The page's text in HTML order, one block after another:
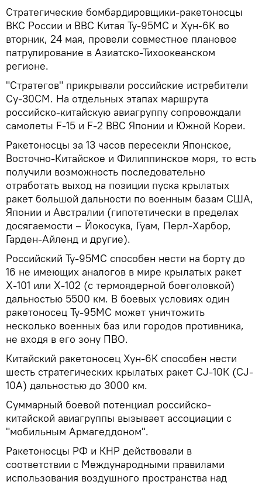
Стратегические бомбардировщики-ракетоносцы
ВКС России и ВВС Китая Ту-95МС и Хун-6К во
вторник, 24 мая, провели совместное плановое
патрулирование в Азиатско-Тихоокеанском
регионе.
"Стратегов" прикрывали российские истребители
Су-30СМ. На отдельных этапах маршрута
российско-китайскую авиагруппу сопровождали
самолеты F-15 и F-2 ВВС Японии и Южной Кореи.
Ракетоносцы за 13 часов пересекли Японское,
Восточно-Китайское и Филиппинское моря, то есть
получили возможность последовательно
отработать выход на позиции пуска крылатых
ракет большой дальности по военным базам США,
Японии и Австралии (гипотетически в пределах
досягаемости – Йокосука, Гуам, Перл-Харбор,
Гарден-Айленд и другие).
Российский Ту-95МС способен нести на борту до
16 не имеющих аналогов в мире крылатых ракет
Х-101 или Х-102 (с термоядерной боеголовкой)
дальностью 5500 км. В боевых условиях один
ракетоносец Ту-95МС может уничтожить
несколько военных баз или городов противника,
не входя в его зону ПВО.
Китайский ракетоносец Хун-6К способен нести
шесть стратегических крылатых ракет CJ-10К (CJ-
10A) дальностью до 3000 км.
Суммарный боевой потенциал российско-
китайской авиагруппы вызывает ассоциации с
"мобильным Армагеддоном".
Ракетоносцы РФ и КНР действовали в
соответствии с Международными правилами
использования воздушного пространства над